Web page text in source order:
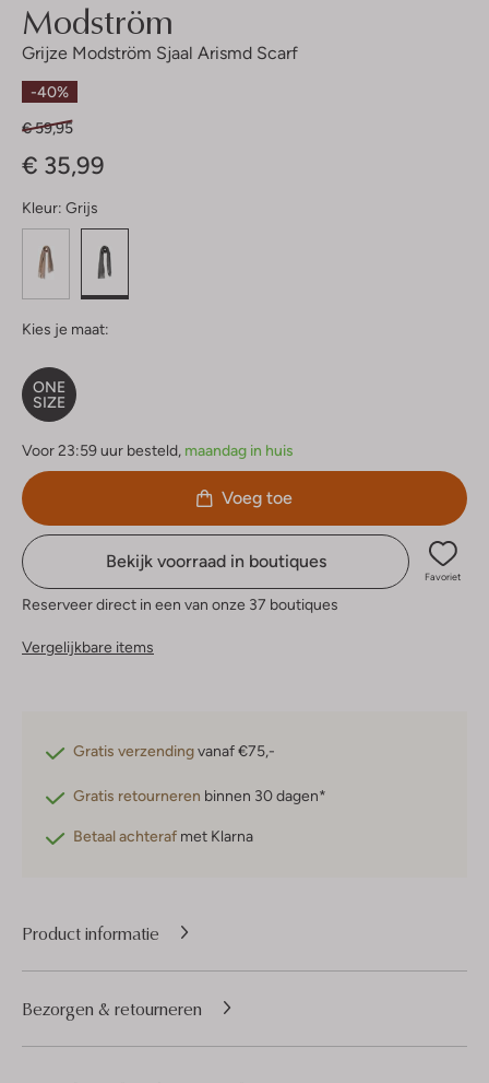
Modström
Grijze Modström Sjaal Arismd Scarf
-40%
€ 59,95
€ 35,99
Kleur: Grijs
Kies je maat:
ONE
SIZE
Voor 23:59 uur besteld, maandag in huis
Voeg toe
Bekijk voorraad in boutiques
Favoriet
Reserveer direct in een van onze 37 boutiques
Vergelijkbare items
Gratis verzendingvanaf €75,-
Gratis retourneren binnen 30 dagen*
Betaal achteraf met Klarna
Product informatie
Bezorgen & retourneren